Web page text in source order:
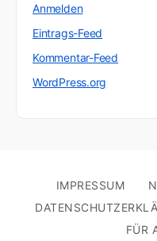
Anmelden
Eintrags-Feed
Kommentar-Feed
WordPress.org
IMPRESSUM
FÜR